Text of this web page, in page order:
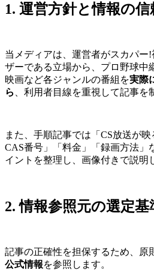
1. 運営方針と情報の
当メディアは、運営者がスカパー
ザーである立場から、プロ野球中
映画など各ジャンルの番組を実際
ら
、利用者目線を重視して記事を
また、手順記事では「CS放送が
CAS番号」「料金」「録画方法」
イントを整理し、画像付きで説明
2. 情報参照元の選定基
記事の正確性を担保するため、原
公式情報を参照します。